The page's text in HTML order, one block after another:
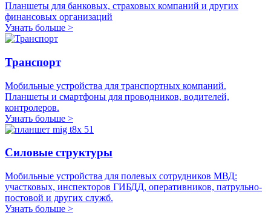
Планшеты для банковых, страховых компаний и других
финансовых организаций
Узнать больше >
Транспорт
Мобильные устройства для транспортных компаний.
Планшеты и смартфоны для проводников, водителей,
контролеров.
Узнать больше >
Силовые структуры
Мобильные устройства для полевых сотрудников МВД:
участковых, инспекторов ГИБДД, оперативников, патрульно-
постовой и других служб.
Узнать больше >